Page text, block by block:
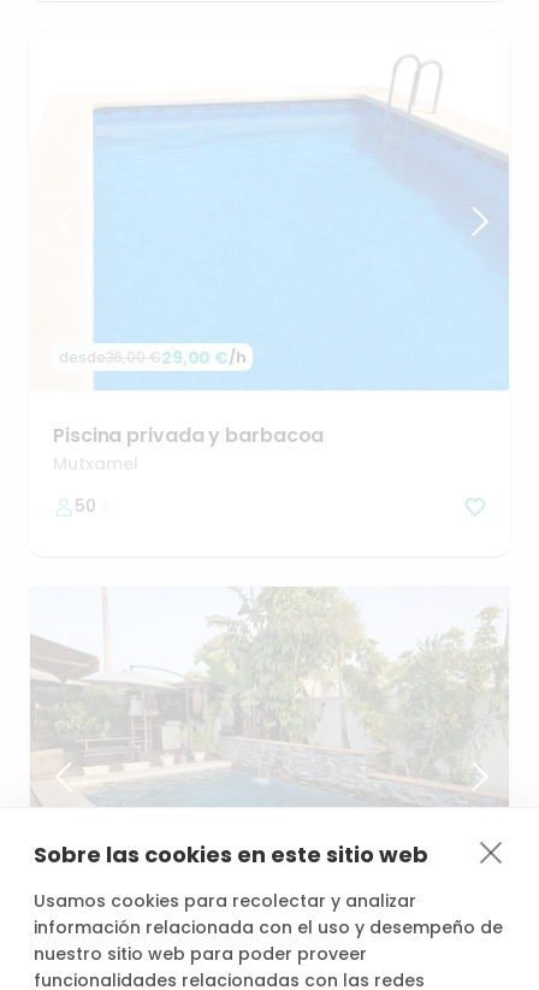
Sobre las cookies en este sitio web
Usamos cookies para recolectar y analizar
información relacionada con el uso y desempeño de
nuestro sitio web para poder proveer
funcionalidades relacionadas con las redes
desde36,00 €29,00 €/h
Piscina privaday barbacoa
Mutxamel
50
desde 43,20 €35,00 € /h